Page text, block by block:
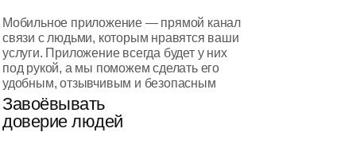
Мобильное приложение — прямой канал
связи с людьми, которым нравятся ваши
услуги. Приложение всегда будет у них
под рукой, а мы поможем сделать его
удобным, отзывчивым и безопасным
Завоёвывать
доверие людей